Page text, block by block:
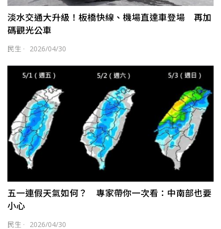
淡水交通大升級！板橋快線、機場直達車登場 再加
碼觀光公車
民生 · 2026/04/30
五一連假天氣如何？ 專家帶你一次看：中南部也要
小心
民生 · 2026/04/30